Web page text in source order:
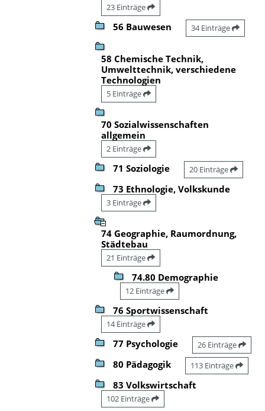
23 Einträge
56 Bauwesen 34 Einträge
58 Chemische Technik,
Umwelttechnik, verschiedene
Technologien
5 Einträge
70 Sozialwissenschaften
allgemein
2 Einträge
71 Soziologie 20 Einträge
73 Ethnologie, Volkskunde
3 Einträge
74 Geographie, Raumordnung,
Städtebau
21 Einträge
74.80 Demographie
12 Einträge
76 Sportwissenschaft
14 Einträge
77 Psychologie 26 Einträge
80 Pädagogik 113 Einträge
83 Volkswirtschaft
102 Einträge